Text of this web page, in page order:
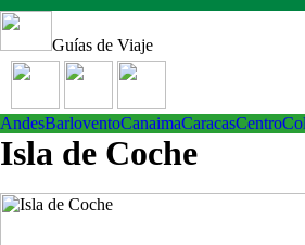
Guías de Viaje
AndesBarloventoCanaimaCaracasCentro
Isla de Coche